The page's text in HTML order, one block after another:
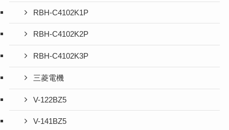
RBH-C4102K1P
RBH-C4102K2P
RBH-C4102K3P
三菱電機
V-122BZ5
V-141BZ5